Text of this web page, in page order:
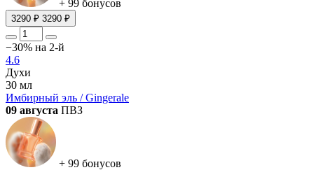
+ 99 бонусов
3290 ₽ 3290 ₽
−30% на 2-й
4.6
Духи
30 мл
Имбирный эль / Gingerale
09 августа ПВЗ
+ 99 бонусов